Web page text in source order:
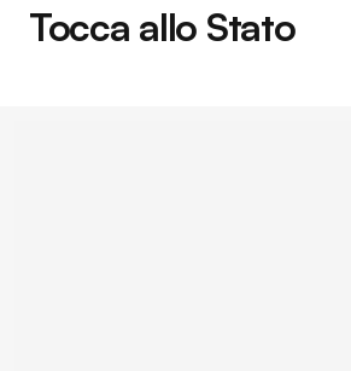
Tocca allo Stato